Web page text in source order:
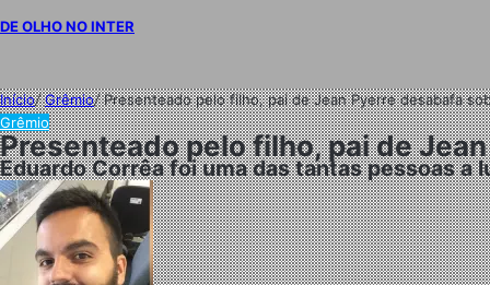
DE OLHO NO INTER
Início/Grêmio/Presenteado pelo filho, pai de Jean Pyerre desabafa
Grêmio
Presenteado pelo filho, pai de
Eduardo Corrêa foi uma das tantas pessoas